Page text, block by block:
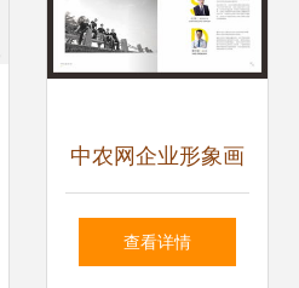
中农网企业形象画
册设计 构建品牌核
查看详情